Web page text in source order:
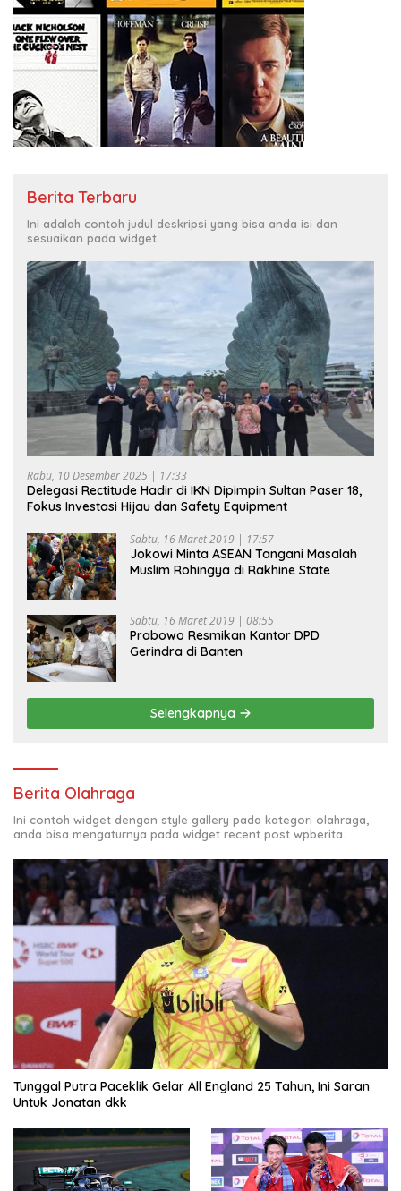
Berita Terbaru
Ini adalah contoh judul deskripsi yang bisa anda isi dan
sesuaikan pada widget
Rabu, 10 Desember 2025 | 17:33
Delegasi Rectitude Hadir di IKN Dipimpin Sultan Paser 18,
Fokus Investasi Hijau dan Safety Equipment
Sabtu, 16 Maret 2019 | 17:57
Jokowi Minta ASEAN Tangani Masalah
Muslim Rohingya di Rakhine State
Sabtu, 16 Maret 2019 | 08:55
Prabowo Resmikan Kantor DPD
Gerindra di Banten
Selengkapnya
Berita Olahraga
Ini contoh widget dengan style gallery pada kategori olahraga,
anda bisa mengaturnya pada widget recent post wpberita.
Tunggal Putra Paceklik Gelar All England 25 Tahun, Ini Saran
Untuk Jonatan dkk